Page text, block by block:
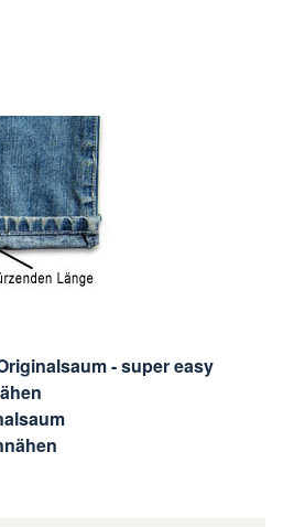
- super easy